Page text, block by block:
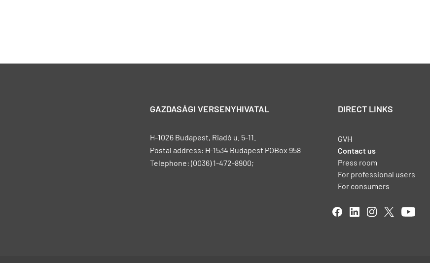
GAZDASÁGI VERSENYHIVATAL
H-1026 Budapest, Riadó u. 5-11.
Postal address: H-1534 Budapest POBox 958
Telephone: (0036) 1-472-8900;
DIRECT LINKS
GVH
Contact us
Press room
For professional users
For consumers